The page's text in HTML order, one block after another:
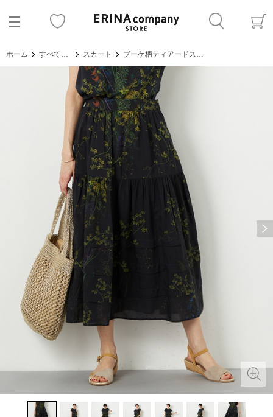
ホーム すべてのアイテム スカート ブーケ柄ティアードスカート